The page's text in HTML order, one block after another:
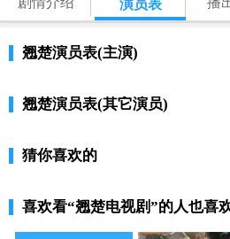
翘楚演员表(主演)
翘楚演员表(其它演员)
猜你喜欢的
喜欢看“翘楚电视剧”的人也喜